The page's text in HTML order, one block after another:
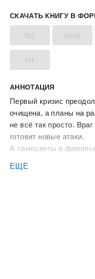
СКАЧАТЬ КНИГУ В
fb2 epub
txt
АННОТАЦИЯ
Первый кризис
очищена, а планы на
не всё так просто.
готовит новые атаки.
А самоцветы в
заполучить
ЕЩЕ